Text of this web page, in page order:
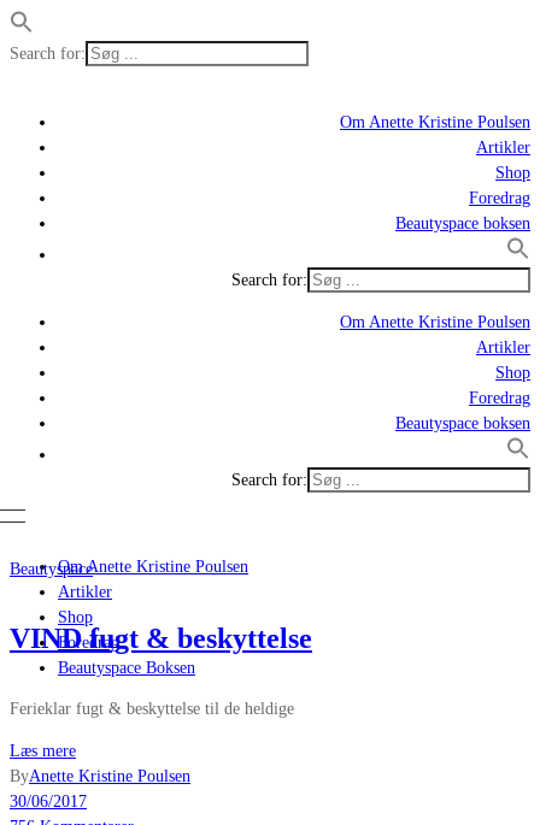
Search for:
Om Anette Kristine Poulsen
Artikler
Shop
Foredrag
Beautyspace boksen
Search for:
Om Anette Kristine Poulsen
Artikler
Shop
Foredrag
Beautyspace boksen
Search for:
Om Anette Kristine Poulsen
Artikler
Shop
Foredrag
Beautyspace Boksen
Beautyspace
VIND fugt & beskyttelse
Ferieklar fugt & beskyttelse til de heldige
Læs mere
ByAnette Kristine Poulsen
30/06/2017